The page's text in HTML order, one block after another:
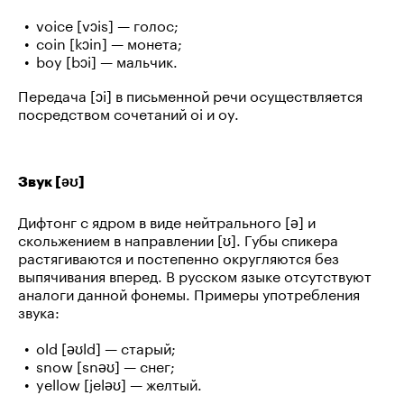
voice [vɔis] — голос;
coin [kɔin] — монета;
boy [bɔi] — мальчик.
Передача [ɔi] в письменной речи осуществляется
посредством сочетаний oi и oy.
Звук [əʊ]
Дифтонг с ядром в виде нейтрального [ə] и
скольжением в направлении [ʊ]. Губы спикера
растягиваются и постепенно округляются без
выпячивания вперед. В русском языке отсутствуют
аналоги данной фонемы. Примеры употребления
звука:
old [əʊld] — старый;
snow [snəʊ] — снег;
yellow [jeləʊ] — желтый.